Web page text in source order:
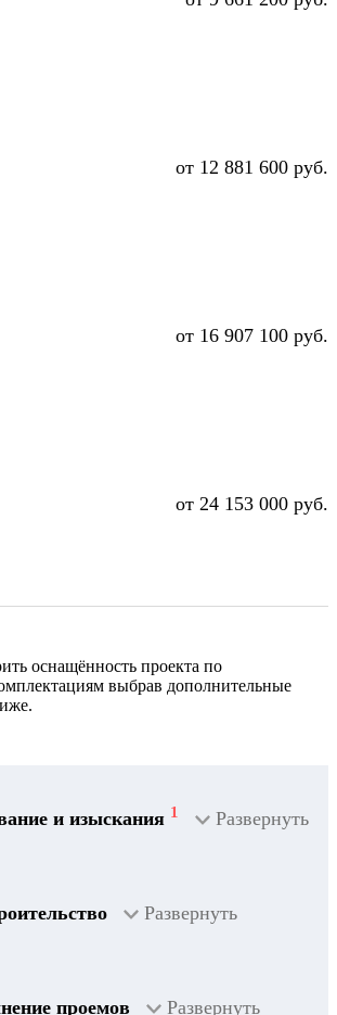
от 12 881 600 руб.
от 16 907 100 руб.
от 24 153 000 руб.
оснащённость проекта по
выбрав дополнительные
и изыскания 1 Развернуть
Развернуть
проемов Развернуть